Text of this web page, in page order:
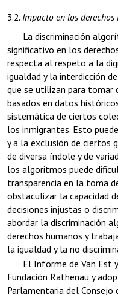
3.2. Impacto en los derechos
La discriminación
significativo en los
respecta al respeto a la
igualdad y la interdicción
que se utilizan para tomar
basados en datos
sistemática de ciertos
los inmigrantes. Esto
y a la exclusión de ciertos
de diversa índole y de
los algoritmos puede
transparencia en la toma
obstaculizar la capacidad
decisiones injustas o
abordar la discriminación
derechos humanos y
la igualdad y la no
El Informe de Van Est
Fundación Rathenau y
Parlamentaria del Consejo